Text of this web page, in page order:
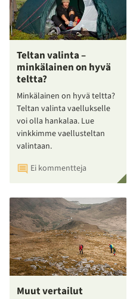
Teltan valinta –
minkälainen on hyvä
teltta?
Minkälainen on hyvä teltta?
Teltan valinta vaellukselle
voi olla hankalaa. Lue
vinkkimme vaellusteltan
valintaan.
Ei kommentteja
Muut vertailut